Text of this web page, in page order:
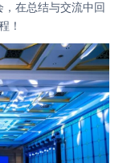
，在总结与交流中回
！